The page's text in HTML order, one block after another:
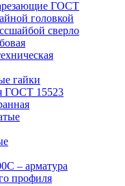
ГОСТ
головкой
сверло
гайки
ГОСТ 15523
– арматура
профиля